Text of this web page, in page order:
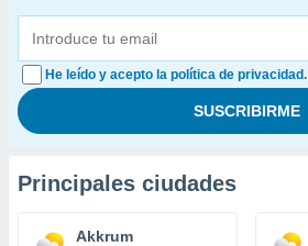
He leído y acepto la política de privacidad.
Principales ciudades
Akkrum